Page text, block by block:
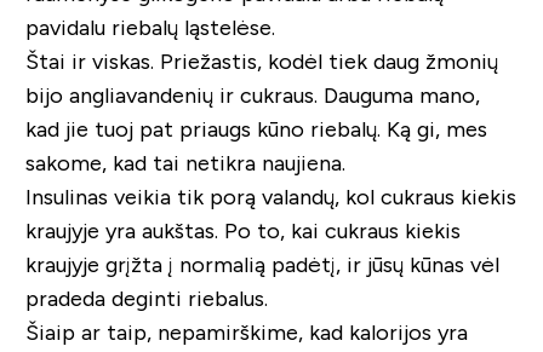
pavidalu riebalų ląstelėse.
Štai ir viskas. Priežastis, kodėl tiek daug žmonių
bijo angliavandenių ir cukraus. Dauguma mano,
kad jie tuoj pat priaugs kūno riebalų. Ką gi, mes
sakome, kad tai netikra naujiena.
Insulinas veikia tik porą valandų, kol cukraus kiekis
kraujyje yra aukštas. Po to, kai cukraus kiekis
kraujyje grįžta į normalią padėtį, ir jūsų kūnas vėl
pradeda deginti riebalus.
Šiaip ar taip, nepamirškime, kad kalorijos yra